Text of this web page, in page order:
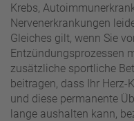
Krebs,
Nervenerkrankungen
Gleiches gilt, wenn Sie
Entzündungsprozessen
zusätzliche sportliche
beitragen, dass Ihr
und diese permanente
lange aushalten kann,